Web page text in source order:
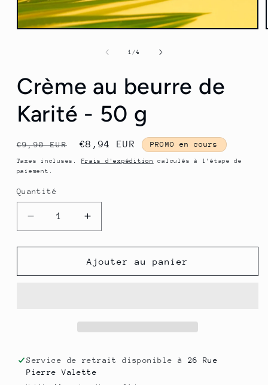
Ouvrir
une
fenêtre
modale
1 /de
4
Crème au beurre de
Karité - 50 g
Prix
habituel
€9,90 EUR
Prix
promotionnel
€8,94 EUR PROMO en cours
Taxes incluses. Frais d'expédition
calculés à l'étape de
paiement.
Quantité
Quantité
Réduire
la
quantité
Crème
g
Augmenter
la
quantité
de
Crème
g
Ajouter au panier
Service de retrait disponible à 26 Rue
Pierre Valette